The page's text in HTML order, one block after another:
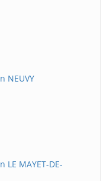
NEUVY
MAYET-DE-